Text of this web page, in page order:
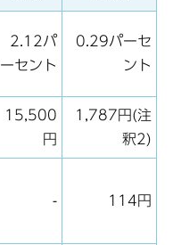
2.12パ
ーセント
0.29パーセ
ント
15,500
円
1,787円(注
釈2)
- 114円